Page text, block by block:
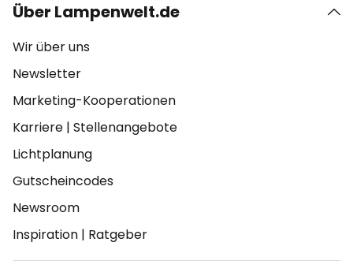
Über Lampenwelt.de
Wir über uns
Newsletter
Marketing-Kooperationen
Karriere | Stellenangebote
Lichtplanung
Gutscheincodes
Newsroom
Inspiration | Ratgeber